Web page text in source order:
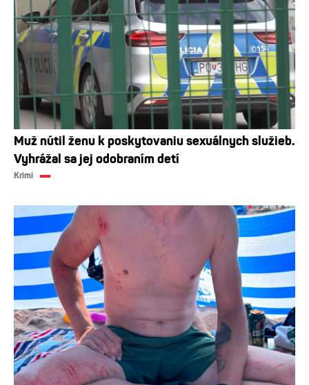
Muž nútil ženu k poskytovaniu sexuálnych služieb.
Vyhrážal sa jej odobraním detí
Krimi